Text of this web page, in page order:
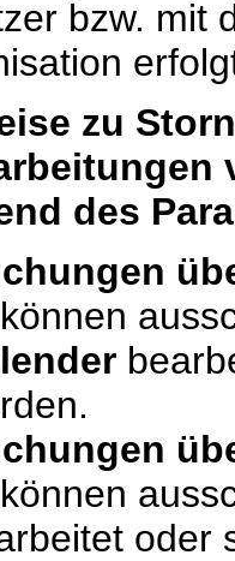
bzw. mit
zu
des
oder